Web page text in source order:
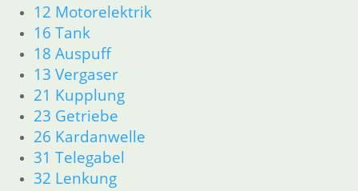
12 Motorelektrik
16 Tank
18 Auspuff
13 Vergaser
21 Kupplung
23 Getriebe
26 Kardanwelle
31 Telegabel
32 Lenkung
33 Antrieb
34 Bremsen
36 Räder
46 Rahmen & Verkleidung
51 Spiegel & Schlösser
52 Sitzbank
61 Fahrzeugelektrik
62 Instrumente
63 Scheinwerfer
R80/100 R80/100 RT 1980 bis 1984